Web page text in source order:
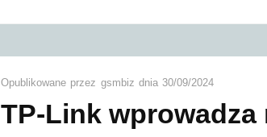
Opublikowane przez gsmbiz dnia 30/09/2024
TP-Link wprowadza